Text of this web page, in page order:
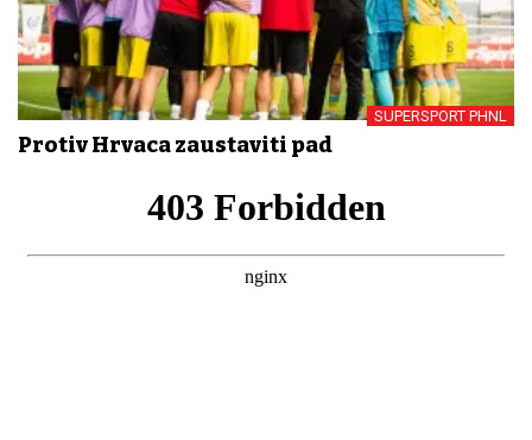
SUPERSPORT PHNL
Protiv Hrvaca zaustaviti pad